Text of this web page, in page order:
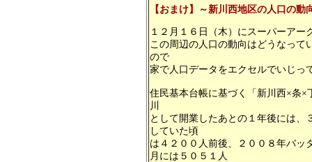
【おまけ】～新川西地区の人口の
１２月１６日（木）にスーパーア
この周辺の人口の動向はどうなって
ので
家で人口データをエクセルでいじ
住民基本台帳に基づく「新川西×条
川
として開業したあとの１年後には、
していた頃
は４２００人前後、２００８年バッ
月には５０５１人